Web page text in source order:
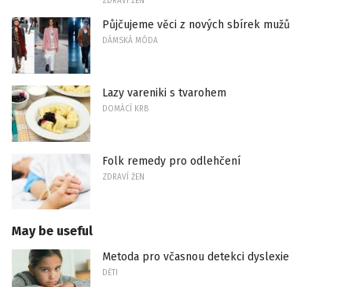
Půjčujeme věci z nových sbírek mužů
DÁMSKÁ MÓDA
Lazy vareniki s tvarohem
DOMÁCÍ KRB
Folk remedy pro odlehčení
ZDRAVÍ ŽEN
May be useful
Metoda pro včasnou detekci dyslexie
DĚTI